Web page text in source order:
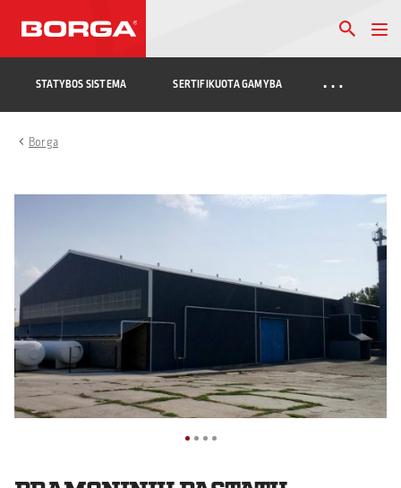
STATYBOS SISTEMA SERTIFIKUOTA GAMYBA …
Borga